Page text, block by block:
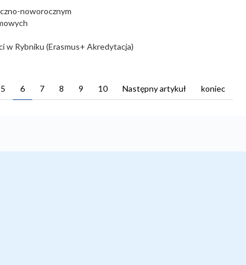
noworocznym
w Rybniku (Erasmus+ Akredytacja)
5 6 7 8 9 10 Następny artykuł koniec